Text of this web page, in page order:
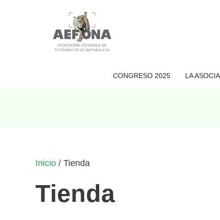
CONGRESO 2025 LA
Inicio / Tienda
Tienda